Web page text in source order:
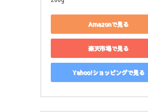
Amazonで見る
楽天市場で見る
Yahoo!ショッピングで見る